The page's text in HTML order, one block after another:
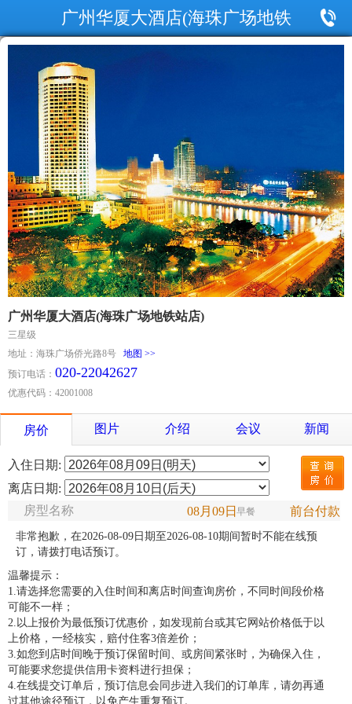
广州华厦大酒店(海珠广场地铁
广州华厦大酒店(海珠广场地铁站店)
三星级
地址：海珠广场侨光路8号 地图 >>
预订电话： 020-22042627
优惠代码：42001008
房价 图片 介绍 会议 新闻
入住日期:
离店日期:
08月09日早餐 前台付款
房型名称
非常抱歉，在2026-08-09日期至2026-08-10期间暂时不能在线预
订，请拨打电话预订。
温馨提示：
1.请选择您需要的入住时间和离店时间查询房价，不同时间段价格
可能不一样；
2.以上报价为最低预订优惠价，如发现前台或其它网站价格低于以
上价格，一经核实，赔付住客3倍差价；
3.如您到店时间晚于预订保留时间、或房间紧张时，为确保入住，
可能要求您提供信用卡资料进行担保；
4.在线提交订单后，预订信息会同步进入我们的订单库，请勿再通
过其他途径预订，以免产生重复预订。